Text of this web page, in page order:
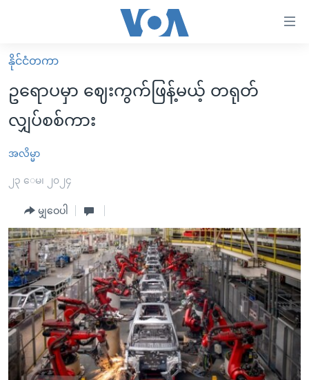
လွယ်ကူ
စေ
သည့်
Link
များ
ပင်မ
ကျော်
ကြည့်
ရန်
ပင်မ
အ
ညွန်း
စာမျက်နှာ
မူလစာမျက်နှာ
မြန်မာ
ကမ္ဘာ့သတင်းများ
နိုင်ငံတကာ
အစ္စရေး-ပါလက်စတိုင်း
ဗွီဒီယို
အင်္ဂလိပ်စာလေ့လာမယ်
အမေရိကန်သုံးအီဒီယံ
မကြေးမုံရဲ့ အင်္ဂလိပ်စာ
ရုပ်ရှင်ထဲက အင်္ဂလိပ်စာ
သုတပဒေသာ အင်္ဂလိပ်စာ
အပတ်စဉ်ကဏ္ဍများ
ရေဒီယို
တီဗွီ
ရေဒီယိုနှင့်ရုပ်သံ အချက်အလက်များ
ရေဒီယို/တီဗွီအစီအစဉ်
Learning English
ဗွီအိုအေ လူမှုကွန်ယက်များ
နိုင်ငံတကာ
ဥရောပမှာ ဈေးကွက်ဖြန့်မယ့် တရုတ်
လျှပ်စစ်ကား
အလိမ္မာ
၂၃ ေမ၊ ၂၀၂၄
မျှဝေပါ